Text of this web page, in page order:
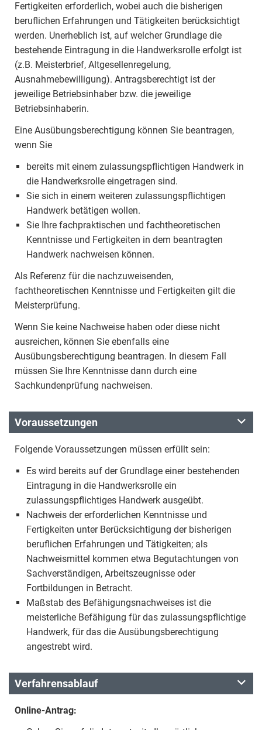
Fertigkeiten erforderlich, wobei auch die bisherigen
beruflichen Erfahrungen und Tätigkeiten berücksichtigt
werden. Unerheblich ist, auf welcher Grundlage die
bestehende Eintragung in die Handwerksrolle erfolgt ist
(z.B. Meisterbrief, Altgesellenregelung,
Ausnahmebewilligung). Antragsberechtigt ist der
jeweilige Betriebsinhaber bzw. die jeweilige
Betriebsinhaberin.
Eine Ausübungsberechtigung können Sie beantragen,
wenn Sie
bereits mit einem zulassungspflichtigen Handwerk in
die Handwerksrolle eingetragen sind.
Sie sich in einem weiteren zulassungspflichtigen
Handwerk betätigen wollen.
Sie Ihre fachpraktischen und fachtheoretischen
Kenntnisse und Fertigkeiten in dem beantragten
Handwerk nachweisen können.
Als Referenz für die nachzuweisenden,
fachtheoretischen Kenntnisse und Fertigkeiten gilt die
Meisterprüfung.
Wenn Sie keine Nachweise haben oder diese nicht
ausreichen, können Sie ebenfalls eine
Ausübungsberechtigung beantragen. In diesem Fall
müssen Sie Ihre Kenntnisse dann durch eine
Sachkundenprüfung nachweisen.
Voraussetzungen
Folgende Voraussetzungen müssen erfüllt sein:
Es wird bereits auf der Grundlage einer bestehenden
Eintragung in die Handwerksrolle ein
zulassungspflichtiges Handwerk ausgeübt.
Nachweis der erforderlichen Kenntnisse und
Fertigkeiten unter Berücksichtigung der bisherigen
beruflichen Erfahrungen und Tätigkeiten; als
Nachweismittel kommen etwa Begutachtungen von
Sachverständigen, Arbeitszeugnisse oder
Fortbildungen in Betracht.
Maßstab des Befähigungsnachweises ist die
meisterliche Befähigung für das zulassungspflichtige
Handwerk, für das die Ausübungsberechtigung
angestrebt wird.
Verfahrensablauf
Online-Antrag: